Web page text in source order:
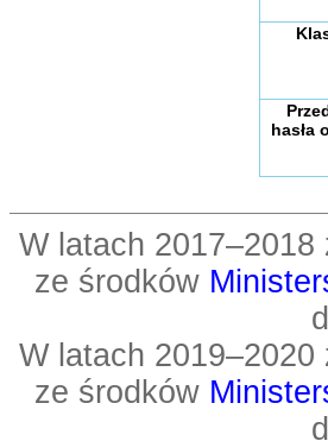
hasła
W latach
ze środków
W latach
ze środków